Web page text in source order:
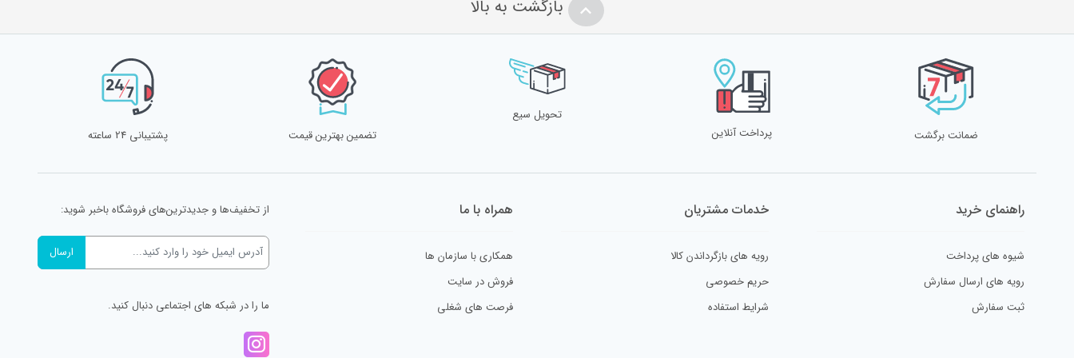
بازگشت به بالا
ضمانت برگشت پرداخت آنلاین
تحویل سیع
تضمین بهترین قیمت
پشتیبانی 24 ساعته
راهنمای خرید
شیوه های پرداخت
رویه های ارسال سفارش
ثبت سفارش
خدمات مشتریان
رویه های بازگرداندن کالا
حریم خصوصی
شرایط استفاده
همراه با ما
همکاری با سازمان ها
فروش در سایت
فرصت های شغلی
از تخفیف‌ها و جدیدترین‌های فروشگاه باخبر شوید:
ما را در شبکه های اجتماعی دنبال کنید.